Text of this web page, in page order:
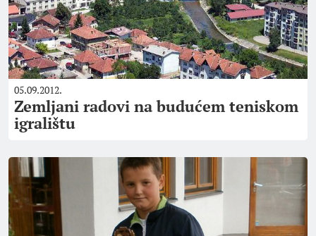
05.09.2012.
Zemljani radovi na budućem teniskom
igralištu